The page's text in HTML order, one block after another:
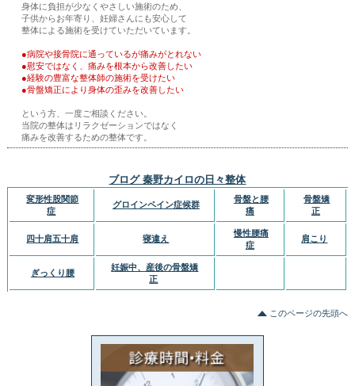
身体に負担が少なくやさしい施術のため、
子供からお年寄り、妊婦さんにも安心して
整体による施術を受けていただいています。
●病院や接骨院に通っているが痛みがとれない
●慰安ではなく、痛みを根本から改善したい
●経験の豊富な整体師の施術を受けたい
●骨盤矯正により身体の歪みを改善したい
という方、一度ご相談ください。
当院の整体はリラクゼーションではなく
痛みを改善するための整体です。
ブログ 秦野カイロの日々整体
変形性股関節
症
グロインペイン症候群
骨盤と腰
痛
骨盤矯
正
四十肩五十肩 寝違え
慢性腰痛
症
肩こり
ぎっくり腰
妊娠中、産後の骨盤矯
正
このページの先頭へ